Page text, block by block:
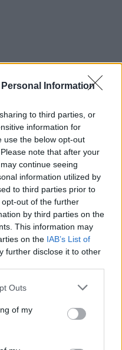
Information
to third parties, or
information for
use the below opt-out
note that after your
continue seeing
information utilized by
to third parties prior to
out of the further
by third parties on the
This information may
on the IAB’s List of
further disclose it to other
one or more Google
You may click to
its third-party tags to
in below Google
Outs
of my